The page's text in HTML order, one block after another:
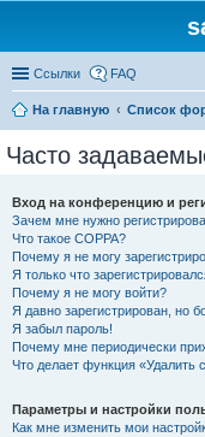
Ссылки FAQ
На главную
Список
Часто
Вход на конференцию и
Зачем мне нужно
Что такое COPPA?
Почему я не могу
Я только что
Почему я не могу войти?
Я давно зарегистрирован, но
Я забыл пароль!
Почему мне периодически
Что делает функция «Удалить
Параметры и настройки
Как мне изменить мои